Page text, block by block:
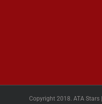
Copyright 2018. ATA Stars